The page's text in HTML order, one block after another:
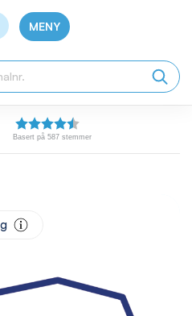
handlekurv
MENY
Basert på 587 stemmer